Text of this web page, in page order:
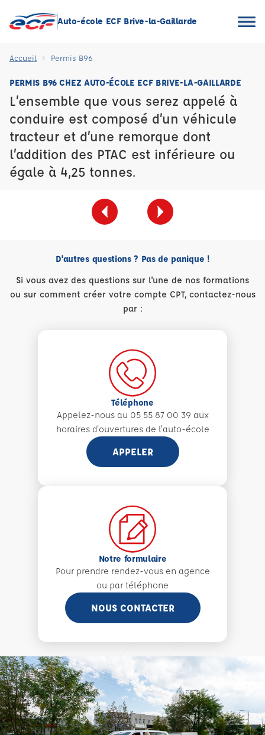
Auto-école ECF Brive-la-Gaillarde
Accueil Permis B96
PERMIS B96 CHEZ AUTO-ÉCOLE ECF BRIVE-LA-GAILLARDE
L’ensemble que vous serez appelé à
conduire est composé d’un véhicule
tracteur et d’une remorque dont
l’addition des PTAC est inférieure ou
égale à 4,25 tonnes.
D'autres questions ? Pas de panique !
Si vous avez des questions sur l'une de nos formations
ou sur comment créer votre compte CPT, contactez-nous
par :
Téléphone
Appelez-nous au 05 55 87 00 39 aux
horaires d'ouvertures de l'auto-école
APPELER
Notre formulaire
Pour prendre rendez-vous en agence
ou par téléphone
NOUS CONTACTER